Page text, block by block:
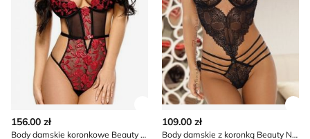
156.00 zł
Body damskie koronkowe Beauty Night
109.00 zł
Body damskie z koronką Beauty Night